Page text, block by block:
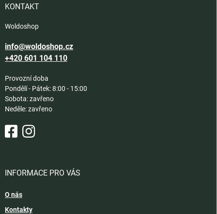
KONTAKT
Woldoshop
info@woldoshop.cz
+420 601 104 110
Provozní doba
Pondělí - Pátek: 8:00 - 15:00
Sobota: zavřeno
Neděle: zavřeno
INFORMACE PRO VÁS
O nás
Kontakty